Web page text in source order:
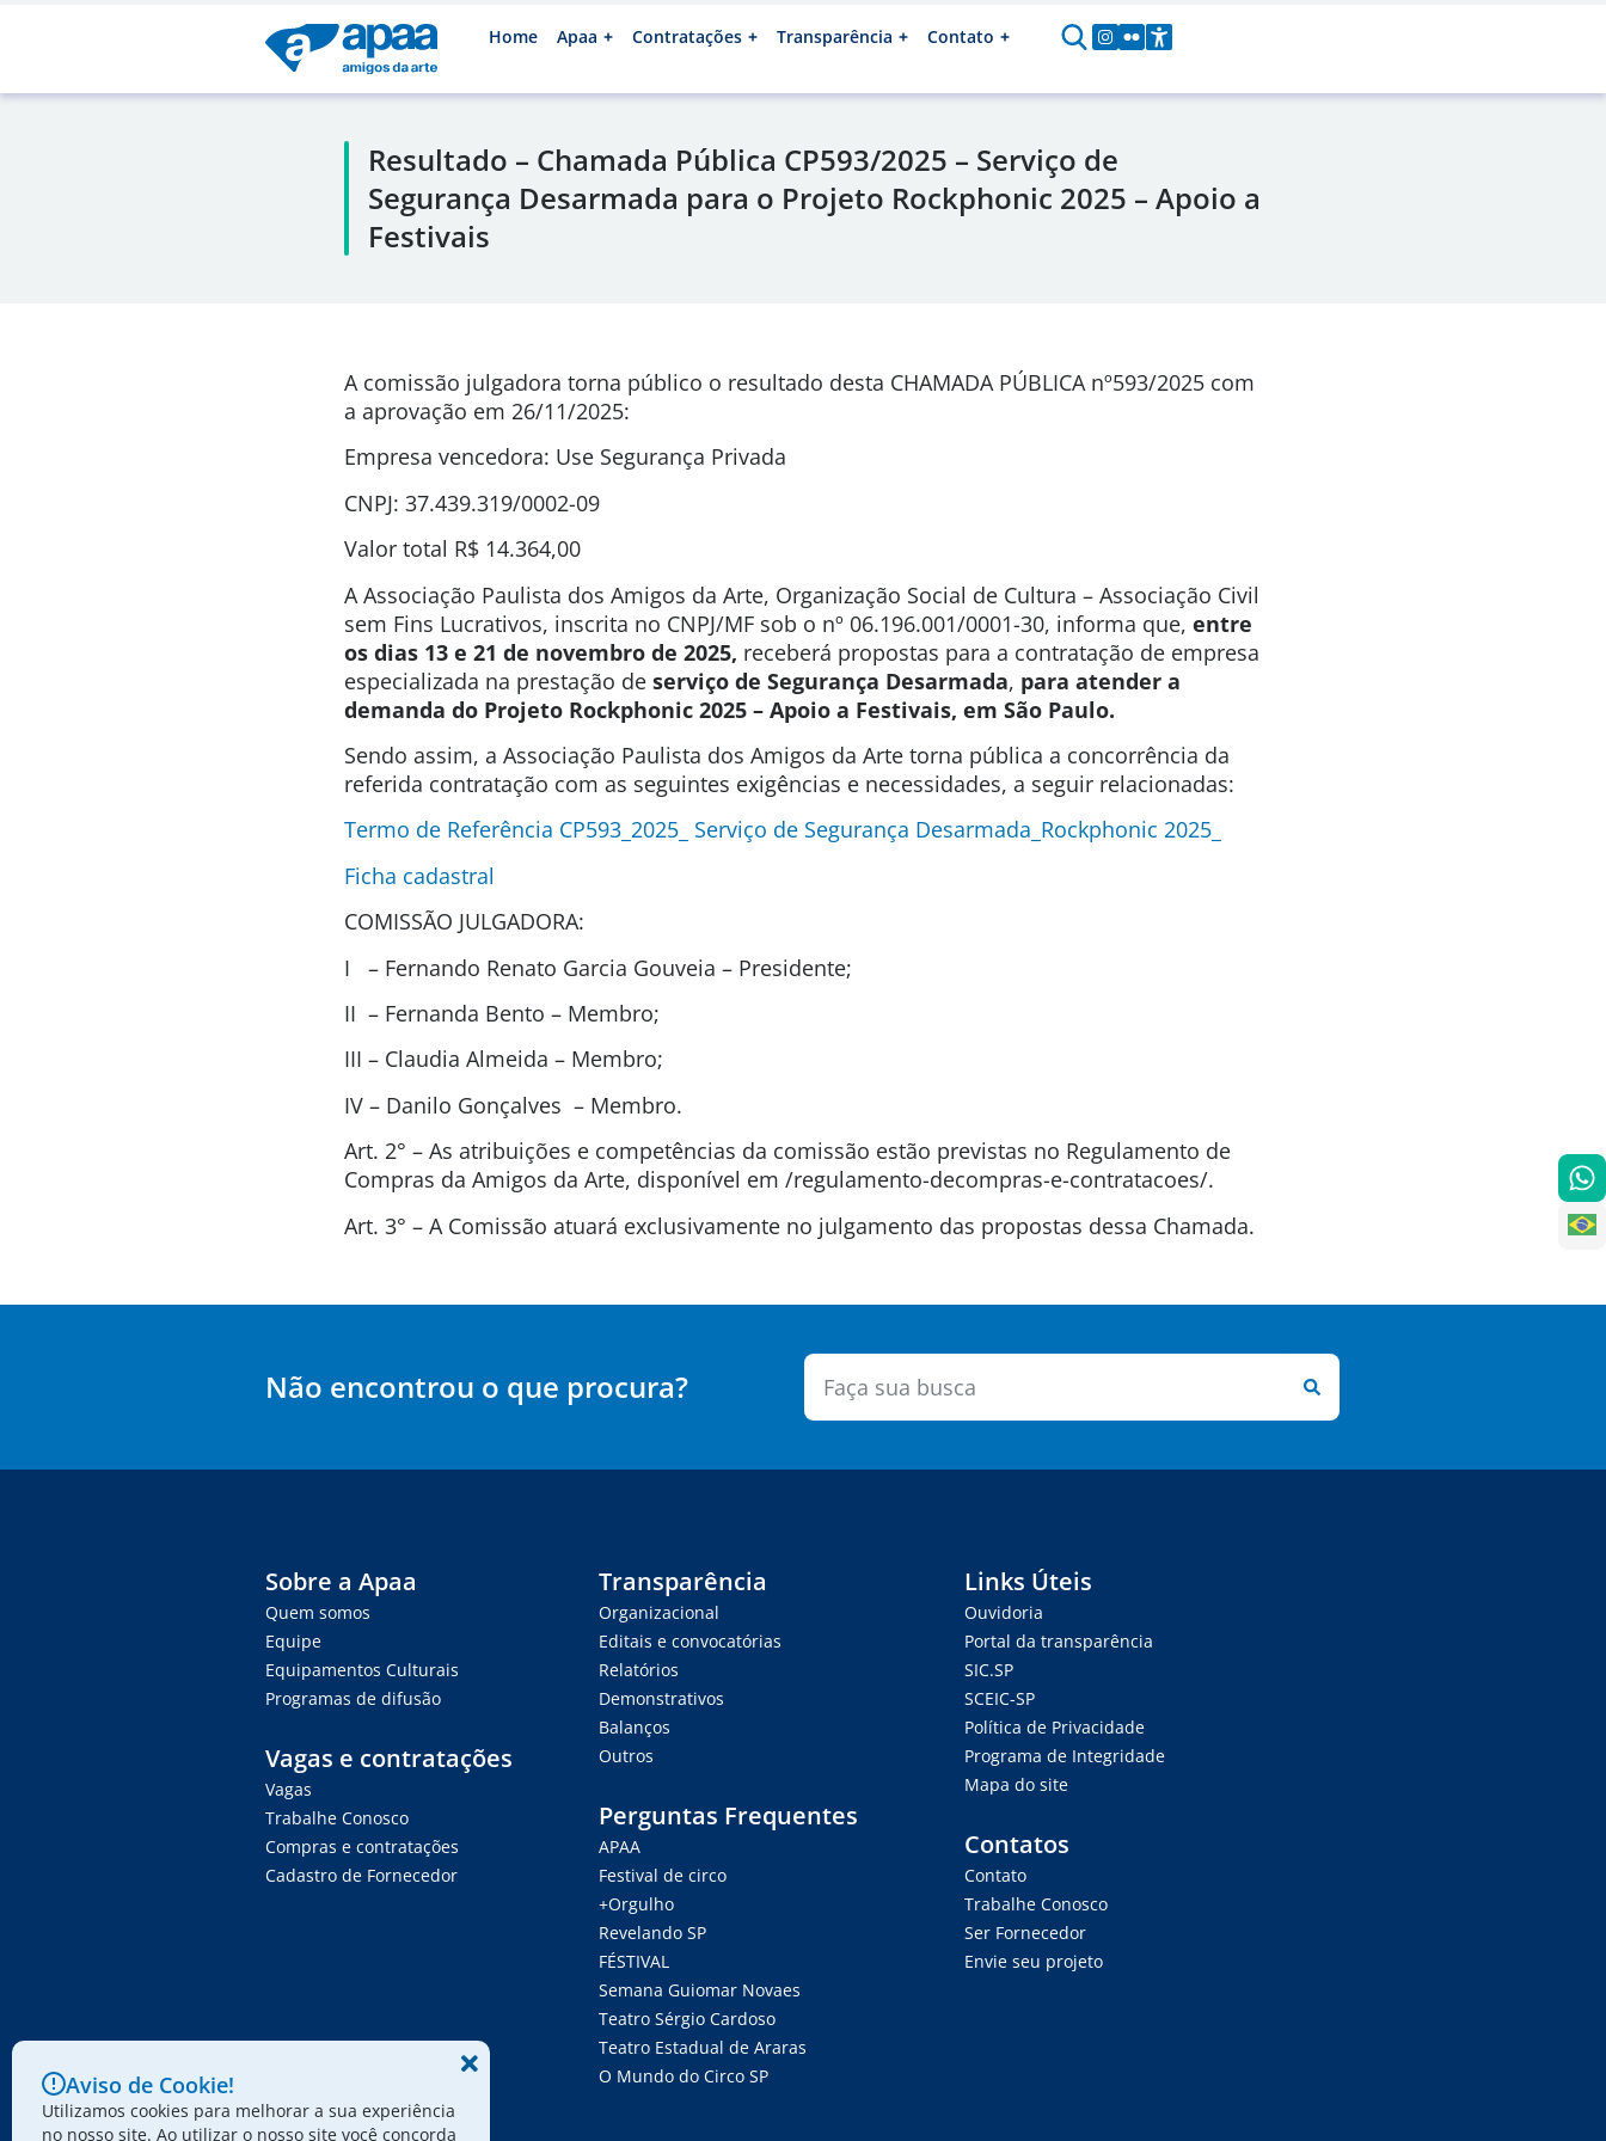
Home Apaa Contratações Transparência Contato
Resultado – Chamada Pública CP593/2025 – Serviço de
Segurança Desarmada para o Projeto Rockphonic 2025 – Apoio a
Festivais
A comissão julgadora torna público o resultado desta CHAMADA PÚBLICA nº593/2025 com
a aprovação em 26/11/2025:
Empresa vencedora: Use Segurança Privada
CNPJ: 37.439.319/0002-09
Valor total R$ 14.364,00
A Associação Paulista dos Amigos da Arte, Organização Social de Cultura – Associação Civil
sem Fins Lucrativos, inscrita no CNPJ/MF sob o nº 06.196.001/0001-30, informa que, entre
os dias 13 e 21 de novembro de 2025, receberá propostas para a contratação de empresa
especializada na prestação de serviço de Segurança Desarmada, para atender a
demanda do Projeto Rockphonic 2025 – Apoio a Festivais, em São Paulo.
Sendo assim, a Associação Paulista dos Amigos da Arte torna pública a concorrência da
referida contratação com as seguintes exigências e necessidades, a seguir relacionadas:
Termo de Referência CP593_2025_ Serviço de Segurança Desarmada_Rockphonic 2025_
Ficha cadastral
COMISSÃO JULGADORA:
I – Fernando Renato Garcia Gouveia – Presidente;
II – Fernanda Bento – Membro;
III – Claudia Almeida – Membro;
IV – Danilo Gonçalves – Membro.
Art. 2° – As atribuições e competências da comissão estão previstas no Regulamento de
Compras da Amigos da Arte, disponível em /regulamento-decompras-e-contratacoes/.
Art. 3° – A Comissão atuará exclusivamente no julgamento das propostas dessa Chamada.
Não encontrou o que procura?
Sobre a Apaa
Quem somos
Equipe
Equipamentos Culturais
Programas de difusão
Vagas e contratações
Vagas
Trabalhe Conosco
Compras e contratações
Cadastro de Fornecedor
Transparência
Organizacional
Editais e convocatórias
Relatórios
Demonstrativos
Balanços
Outros
Perguntas Frequentes
APAA
Festival de circo
+Orgulho
Revelando SP
FÉSTIVAL
Semana Guiomar Novaes
Teatro Sérgio Cardoso
Teatro Estadual de Araras
O Mundo do Circo SP
Links Úteis
Ouvidoria
Portal da transparência
SIC.SP
SCEIC-SP
Política de Privacidade
Programa de Integridade
Mapa do site
Contatos
Contato
Trabalhe Conosco
Ser Fornecedor
Envie seu projeto
Aviso de Cookie!
Utilizamos cookies para melhorar a sua experiência
no nosso site. Ao utilizar o nosso site você concorda